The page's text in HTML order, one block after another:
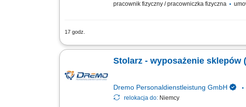
pracownik fizyczny / pracowniczka fizyczna
17 godz.
Twoje zadania: Produkcja i montaż schodów
Stolarz - wyposażenie sklepów
Dremo Personaldienstleistung GmbH
relokacja do: Niemcy